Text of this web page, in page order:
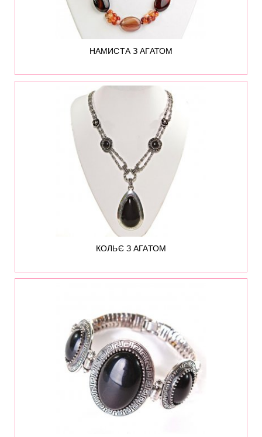
НАМИСТА З АГАТОМ
КОЛЬЄ З АГАТОМ